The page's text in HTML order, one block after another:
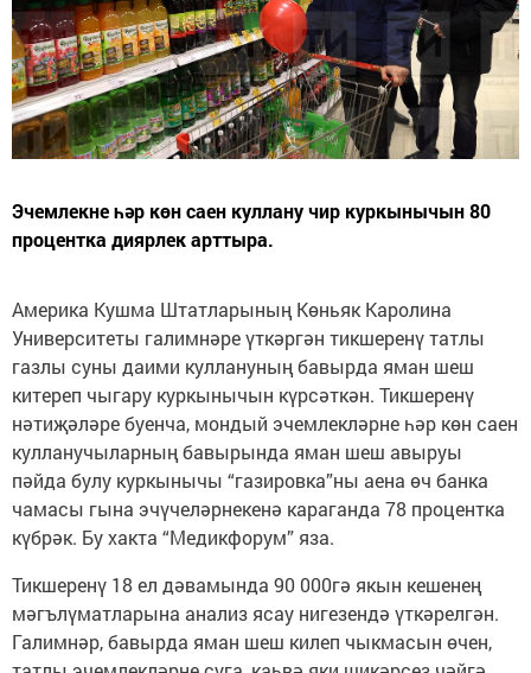
Эчемлекне һәр көн саен куллану чир куркынычын 80
процентка диярлек арттыра.
Америка Кушма Штатларының Көньяк Каролина
Университеты галимнәре үткәргән тикшеренү татлы
газлы суны даими куллануның бавырда яман шеш
китереп чыгару куркынычын күрсәткән. Тикшеренү
нәтиҗәләре буенча, мондый эчемлекләрне һәр көн саен
кулланучыларның бавырында яман шеш авыруы
пәйда булу куркынычы “газировка”ны аена өч банка
чамасы гына эчүчеләрнекенә караганда 78 процентка
күбрәк. Бу хакта “Медикфорум” яза.
Тикшеренү 18 ел дәвамында 90 000гә якын кешенең
мәгълүматларына анализ ясау нигезендә үткәрелгән.
Галимнәр, бавырда яман шеш килеп чыкмасын өчен,